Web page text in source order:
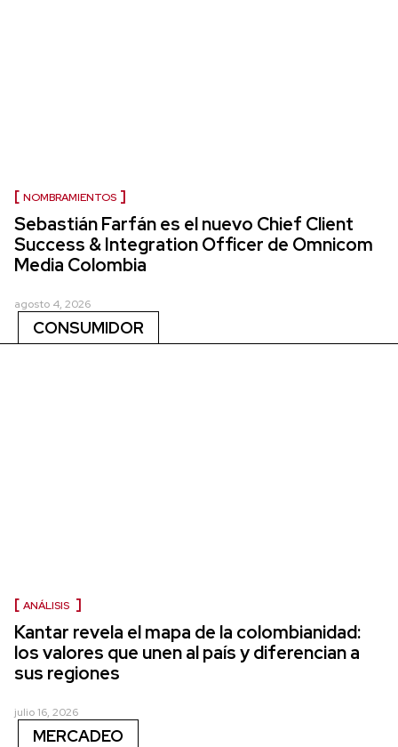
NOMBRAMIENTOS
Sebastián Farfán es el nuevo Chief Client
Success & Integration Officer de Omnicom
Media Colombia
agosto 4, 2026
CONSUMIDOR
ANÁLISIS
Kantar revela el mapa de la colombianidad:
los valores que unen al país y diferencian a
sus regiones
julio 16, 2026
MERCADEO